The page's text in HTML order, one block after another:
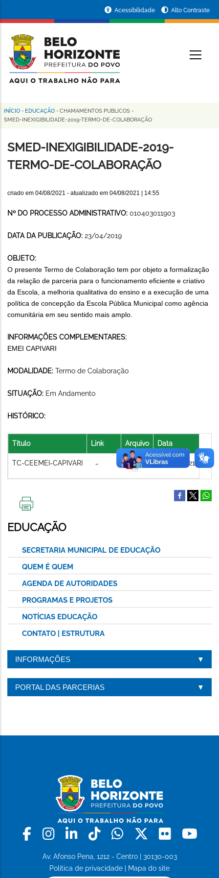
conteúdo
principal
da
Prefeitura
de
Horizonte
Acessibilidade Alto Contraste
Trilha
navegação
INÍCIO - EDUCAÇÃO - CHAMAMENTOS PUBLICOS -
SMED-INEXIGIBILIDADE-2019-TERMO-DE-COLABORAÇÃO
SMED-INEXIGIBILIDADE-2019-
TERMO-DE-COLABORAÇÃO
criado em 04/08/2021 - atualizado em 04/08/2021 | 14:55
Nº DO PROCESSO ADMINISTRATIVO: 010403011903
DATA DA PUBLICAÇÃO: 23/04/2019
OBJETO:
O presente Termo de Colaboração tem por objeto a formalização
da relação de parceria para o funcionamento eficiente e criativo
da Escola, a melhoria qualitativa do ensino e a execução de uma
política de concepção da Escola Pública Municipal como agência
comunitária em seu sentido mais amplo.
INFORMAÇÕES COMPLEMENTARES:
EMEI CAPIVARI
MODALIDADE: Termo de Colaboração
SITUAÇÃO: Em Andamento
HISTÓRICO:
Título Link Arquivo Data
TC-CEEMEI-CAPIVARI 04/08/2021
ESTA
PÁGINA
EDUCAÇÃO
SECRETARIA MUNICIPAL DE EDUCAÇÃO
QUEM É QUEM
AGENDA DE AUTORIDADES
PROGRAMAS E PROJETOS
NOTÍCIAS EDUCAÇÃO
CONTATO | ESTRUTURA
INFORMAÇÕES
PORTAL DAS PARCERIAS
Facebook
Instagram
LinkedinTiktokWhatsapp
X Flickr
Av. Afonso Pena, 1212 - Centro | 30130-003
Política de privacidade
Mapa do site